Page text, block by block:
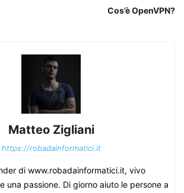
Cos’è OpenVPN?
Matteo Zigliani
https://robadainformatici.it
di www.robadainformatici.it, vivo
una passione. Di giorno aiuto le persone a